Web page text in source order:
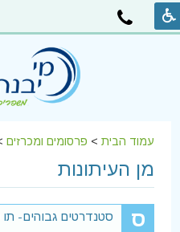
עמוד הבית> פרסומים ומכרזים
מן העיתונות
ס סטנדרטים גבוהים-